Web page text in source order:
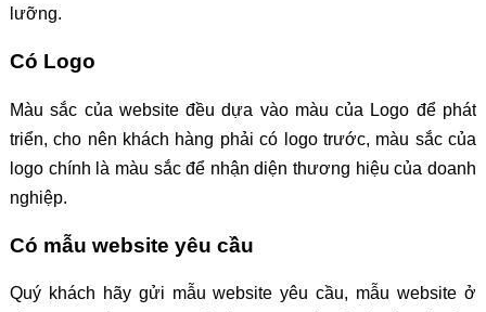
lưỡng.
Có Logo
Màu sắc của website đều dựa vào màu của Logo để phát
triển, cho nên khách hàng phải có logo trước, màu sắc của
logo chính là màu sắc để nhận diện thương hiệu của doanh
nghiệp.
Có mẫu website yêu cầu
Quý khách hãy gửi mẫu website yêu cầu, mẫu website ở